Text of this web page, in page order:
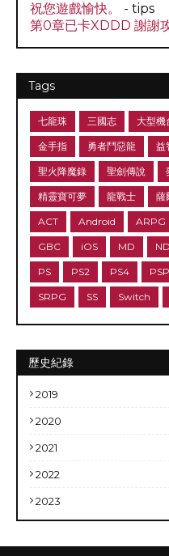
祝您遊戲愉快。
- tips
第0章已卡XDDD 謝謝攻
Tags
七龍珠 三國志 大型機
金手指 勇者鬥惡龍 益
聖火降魔錄 聖劍傳說
精靈寶可夢 龍戰士 薩
ACT Android ARPG
GBC iOS MD
PS PS2 PS4 PSP
SRPG SS Switch
歷史紀錄
2019
2020
2021
2022
2023